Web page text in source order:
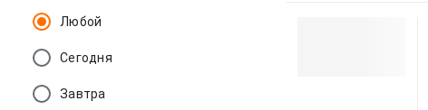
Любой
Сегодня
Завтра